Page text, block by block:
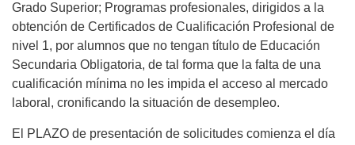
Grado Superior; Programas profesionales, dirigidos a la
obtención de Certificados de Cualificación Profesional de
nivel 1, por alumnos que no tengan título de Educación
Secundaria Obligatoria, de tal forma que la falta de una
cualificación mínima no les impida el acceso al mercado
laboral, cronificando la situación de desempleo.
El PLAZO de presentación de solicitudes comienza el día